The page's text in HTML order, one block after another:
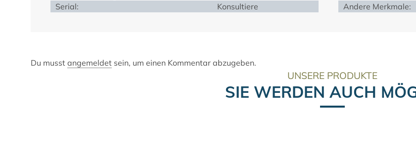
Serial:
Konsultiere
Andere Merkmale:
Du musst angemeldet sein, um einen Kommentar abzugeben.
UNSERE PRODUKTE
SIE WERDEN AUCH